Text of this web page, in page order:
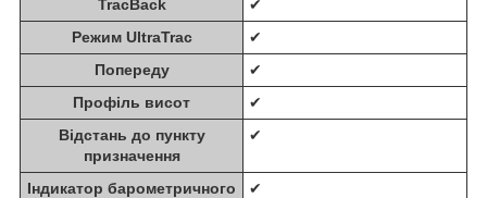
TracBack
✔
Режим UltraTrac
✔
Попереду
✔
Профіль висот
✔
Відстань до пункту
призначення
✔
Індикатор барометричного
✔